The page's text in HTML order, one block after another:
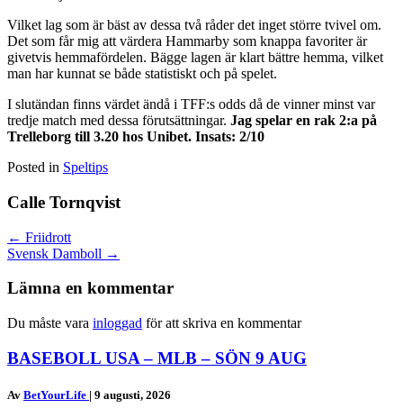
Vilket lag som är bäst av dessa två råder det inget större tvivel om.
Det som får mig att värdera Hammarby som knappa favoriter är
givetvis hemmafördelen. Bägge lagen är klart bättre hemma, vilket
man har kunnat se både statistiskt och på spelet.
I slutändan finns värdet ändå i TFF:s odds då de vinner minst var
tredje match med dessa förutsättningar. Jag spelar en rak 2:a på
Trelleborg till 3.20 hos Unibet. Insats: 2/10
Posted in Speltips
Calle Tornqvist
Posts
navigation
← Friidrott
Svensk Damboll →
Lämna en kommentar
Du måste vara inloggad för att skriva en kommentar
BASEBOLL USA – MLB – SÖN 9 AUG
Av BetYourLife | 9 augusti, 2026